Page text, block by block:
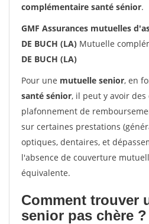
complémentaire santé sénior.
GMF Assurances mutuelles
DE BUCH (LA) Mutuelle
DE BUCH (LA)
Pour une mutuelle senior, en
santé sénior, il peut y avoir
plafonnement de
sur certaines prestations
optiques, dentaires, et
l'absence de couverture
équivalente.
Comment trouver
senior pas chère ?